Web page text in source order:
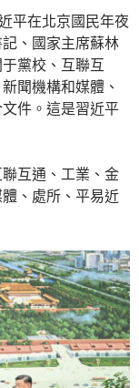
平在北京國民年夜
、國家主席蘇林
黨校、互聯互
聞機構和媒體、
件。這是習近平
互通、工業、金
、處所、平易近